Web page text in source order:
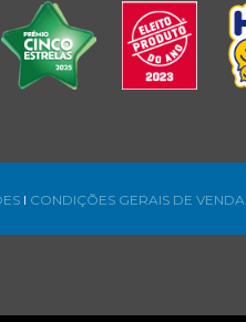
l CONDIÇÕES GERAIS DE VENDA